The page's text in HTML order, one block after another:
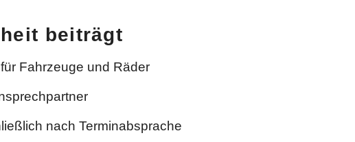
beiträgt
Fahrzeuge und Räder
nach Terminabsprache